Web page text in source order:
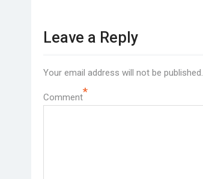
Leave a Reply
Your email address will not be published.
Comment*